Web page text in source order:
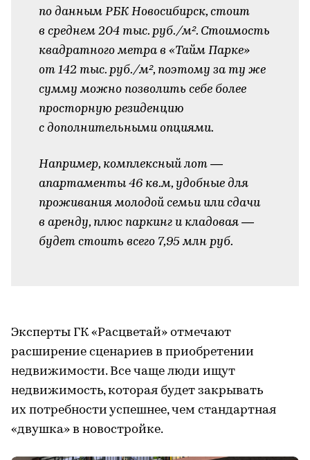
по данным РБК Новосибирск, стоит
в среднем 204 тыс. руб./м². Стоимость
квадратного метра в «Тайм Парке»
от 142 тыс. руб./м², поэтому за ту же
сумму можно позволить себе более
просторную резиденцию
с дополнительными опциями.
Например, комплексный лот —
апартаменты 46 кв.м, удобные для
проживания молодой семьи или сдачи
в аренду, плюс паркинг и кладовая —
будет стоить всего 7,95 млн руб.
Эксперты ГК «Расцветай» отмечают
расширение сценариев в приобретении
недвижимости. Все чаще люди ищут
недвижимость, которая будет закрывать
их потребности успешнее, чем стандартная
«двушка» в новостройке.